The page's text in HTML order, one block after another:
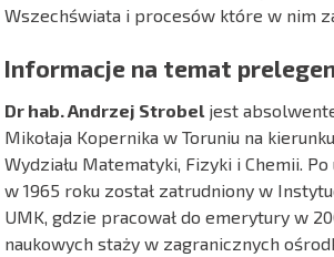
Wszechświata i procesów które w nim
Informacje na temat
Dr hab. Andrzej Strobel jest
Mikołaja Kopernika w Toruniu na
Wydziału Matematyki, Fizyki i Chemii.
w 1965 roku został zatrudniony w
UMK, gdzie pracował do emerytury w
naukowych staży w zagranicznych